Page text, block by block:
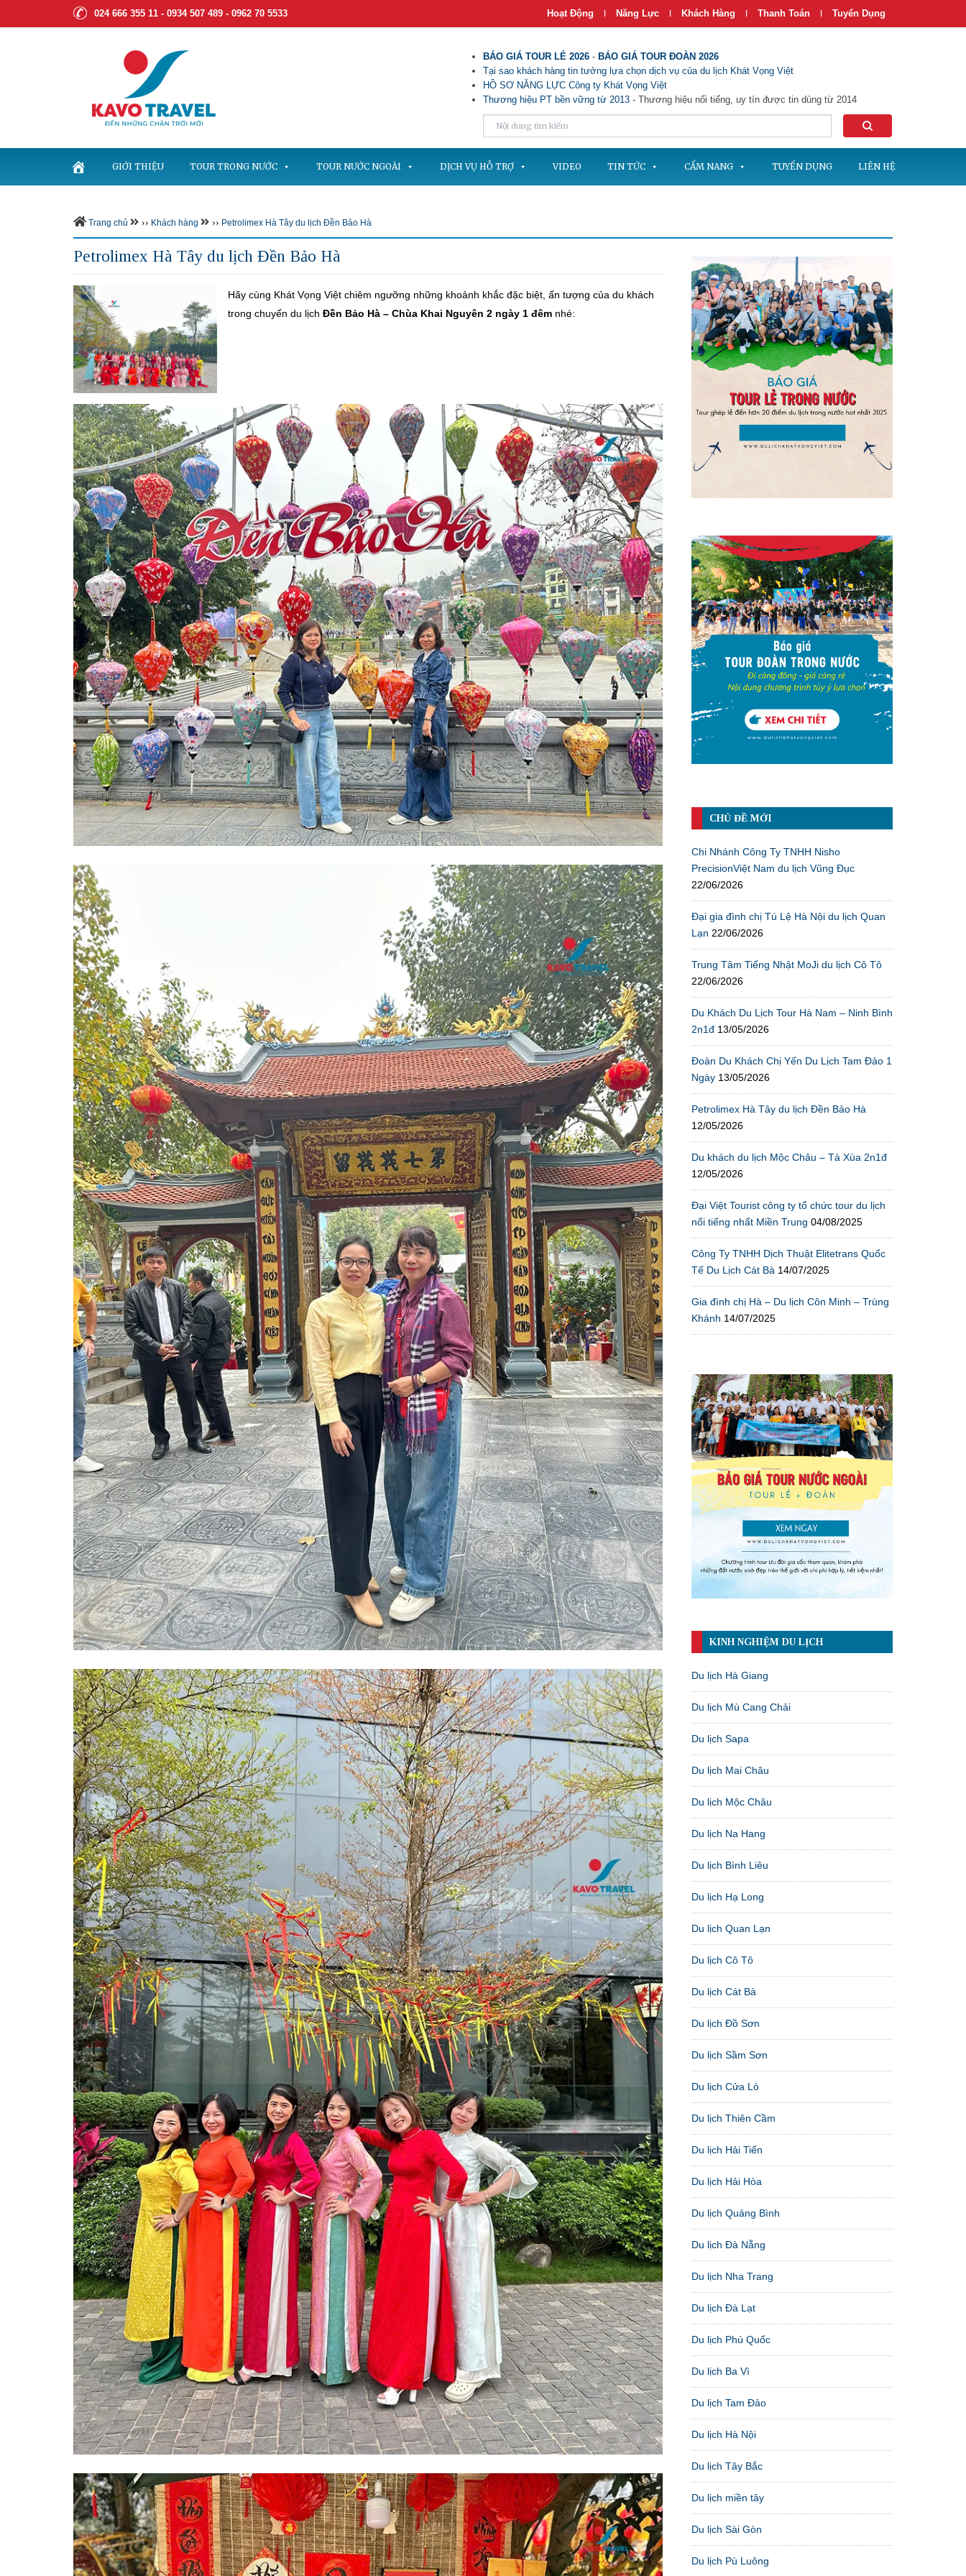
024 666 355 11 - 0934 507 489 - 0962 70 5533 Hoạt Động | Năng Lực | Khách Hàng | Thanh Toán | Tuyển Dụng
BÁO GIÁ TOUR LẺ 2026 - BÁO GIÁ TOUR ĐOÀN 2026
Tại sao khách hàng tin tưởng lựa chọn dịch vụ của du lịch Khát Vọng Việt
HỒ SƠ NĂNG LỰC Công ty Khát Vọng Việt
Thương hiệu PT bền vững từ 2013 - Thương hiệu nổi tiếng, uy tín được tin dùng từ 2014
GIỚI THIỆU TOUR TRONG NƯỚC TOUR NƯỚC NGOÀI DỊCH VỤ HỖ TRỢ VIDEO TIN TỨC CẨM NANG TUYỂN DỤNG LIÊN HỆ
Trang chủ ›› Khách hàng ›› Petrolimex Hà Tây du lịch Đền Bảo Hà
Petrolimex Hà Tây du lịch Đền Bảo Hà
Hãy cùng Khát Vọng Việt chiêm ngưỡng những khoảnh khắc đặc biệt, ấn tượng của du khách
trong chuyến du lịch Đền Bảo Hà – Chùa Khai Nguyên 2 ngày 1 đêm nhé:
CHỦ ĐỀ MỚI
Chi Nhánh Công Ty TNHH Nisho
PrecisionViệt Nam du lịch Vũng Đục
22/06/2026
Đại gia đình chị Tú Lệ Hà Nội du lịch Quan
Lạn 22/06/2026
Trung Tâm Tiếng Nhật MoJi du lịch Cô Tô
22/06/2026
Du Khách Du Lịch Tour Hà Nam – Ninh Bình
2n1đ 13/05/2026
Đoàn Du Khách Chị Yến Du Lịch Tam Đảo 1
Ngày 13/05/2026
Petrolimex Hà Tây du lịch Đền Bảo Hà
12/05/2026
Du khách du lịch Mộc Châu – Tà Xùa 2n1đ
12/05/2026
Đại Việt Tourist công ty tổ chức tour du lịch
nổi tiếng nhất Miền Trung 04/08/2025
Công Ty TNHH Dịch Thuật Elitetrans Quốc
Tế Du Lịch Cát Bà 14/07/2025
Gia đình chị Hà – Du lịch Côn Minh – Trùng
Khánh 14/07/2025
KINH NGHIỆM DU LỊCH
Du lịch Hà Giang
Du lịch Mù Cang Chải
Du lịch Sapa
Du lịch Mai Châu
Du lịch Mộc Châu
Du lịch Na Hang
Du lịch Bình Liêu
Du lịch Hạ Long
Du lịch Quan Lạn
Du lịch Cô Tô
Du lịch Cát Bà
Du lịch Đồ Sơn
Du lịch Sầm Sơn
Du lịch Cửa Lò
Du lịch Thiên Cầm
Du lịch Hải Tiến
Du lịch Hải Hòa
Du lịch Quảng Bình
Du lịch Đà Nẵng
Du lịch Nha Trang
Du lịch Đà Lạt
Du lịch Phú Quốc
Du lịch Ba Vì
Du lịch Tam Đảo
Du lịch Hà Nội
Du lịch Tây Bắc
Du lịch miền tây
Du lịch Sài Gòn
Du lịch Pù Luông